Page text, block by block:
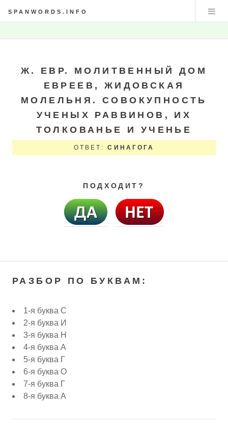
SPANWORDS.INFO
Ж. ЕВР. МОЛИТВЕННЫЙ ДОМ
ЕВРЕЕВ, ЖИДОВСКАЯ
МОЛЕЛЬНЯ. СОВОКУПНОСТЬ
УЧЕНЫХ РАВВИНОВ, ИХ
ТОЛКОВАНЬЕ И УЧЕНЬЕ
ОТВЕТ:СИНАГОГА
ПОДХОДИТ?
РАЗБОР ПО БУКВАМ:
1-я буква С
2-я буква И
3-я буква Н
4-я буква А
5-я буква Г
6-я буква О
7-я буква Г
8-я буква А